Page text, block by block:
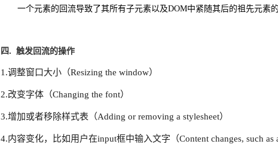
一个元素的回流导致了其所有子元素以及DOM中紧随其后的祖先元素
四. 触发回流的操作
1.调整窗口大小（Resizing the window）
2.改变字体（Changing the font）
3.增加或者移除样式表（Adding or removing a stylesheet）
4.内容变化，比如用户在input框中输入文字（Content changes, such as